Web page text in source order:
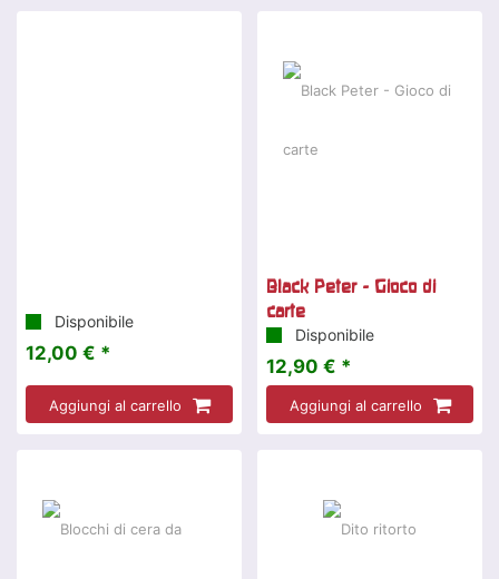
Disponibile
12,00 € *
Aggiungi al carrello
Black Peter - Gioco di
carte
Disponibile
12,90 € *
Aggiungi al carrello